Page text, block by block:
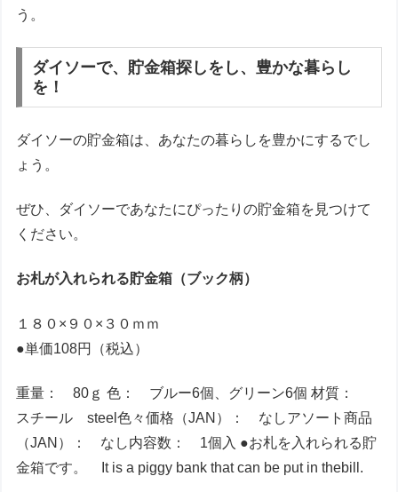
う。
ダイソーで、貯金箱探しをし、豊かな暮らし
を！
ダイソーの貯金箱は、あなたの暮らしを豊かにするでし
ょう。
ぜひ、ダイソーであなたにぴったりの貯金箱を見つけて
ください。
お札が入れられる貯金箱（ブック柄）
１８０×９０×３０ｍｍ
●単価108円（税込）
重量： 80ｇ 色： ブルー6個、グリーン6個 材質：
スチール steel色々価格（JAN）： なしアソート商品
（JAN）： なし内容数： 1個入 ●お札を入れられる貯
金箱です。 It is a piggy bank that can be put in thebill.